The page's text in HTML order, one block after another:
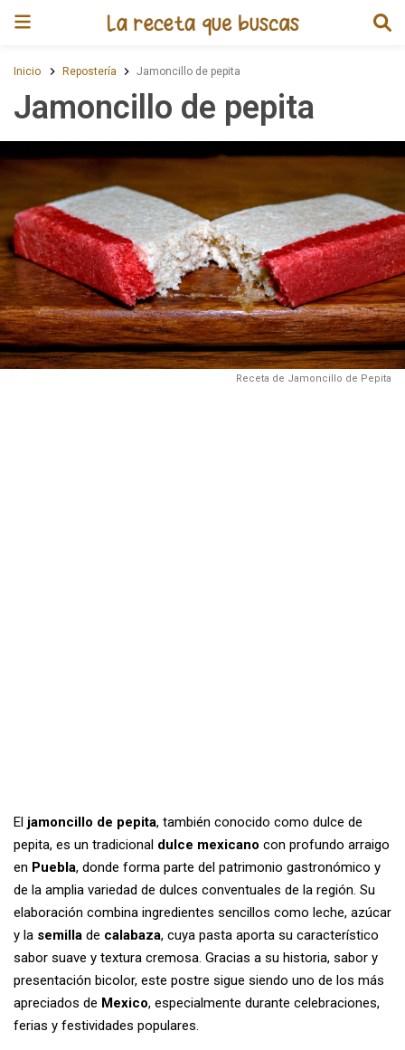
Inicio Repostería Jamoncillo de pepita
Jamoncillo de pepita
Receta de Jamoncillo de Pepita
El jamoncillo de pepita, también conocido como dulce de
pepita, es un tradicional dulce mexicano con profundo arraigo
en Puebla, donde forma parte del patrimonio gastronómico y
de la amplia variedad de dulces conventuales de la región. Su
elaboración combina ingredientes sencillos como leche, azúcar
y la semilla de calabaza, cuya pasta aporta su característico
sabor suave y textura cremosa. Gracias a su historia, sabor y
presentación bicolor, este postre sigue siendo uno de los más
apreciados de Mexico, especialmente durante celebraciones,
ferias y festividades populares.